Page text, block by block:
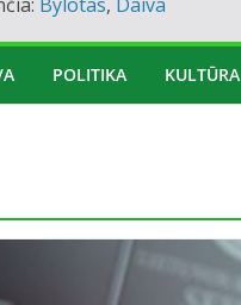
POLITIKA KULTŪRA